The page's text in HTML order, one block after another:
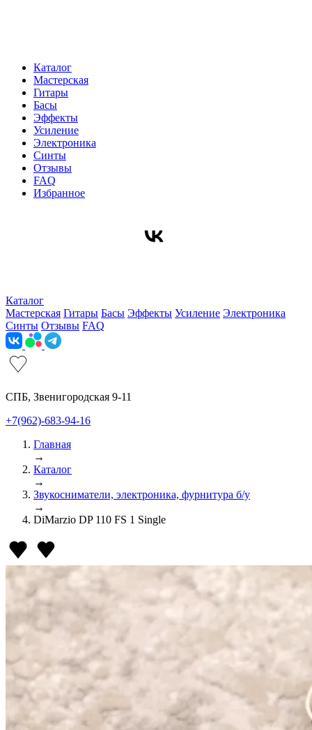
Каталог
Мастерская
Гитары
Басы
Эффекты
Усиление
Электроника
Синты
Отзывы
FAQ
Избранное
Каталог
Мастерская Гитары Басы Эффекты Усиление Электроника
Синты Отзывы FAQ
СПБ, Звенигородская 9-11
+7(962)-683-94-16
Главная
→
Каталог
→
Звукосниматели, электроника, фурнитура б/у
→
DiMarzio DP 110 FS 1 Single